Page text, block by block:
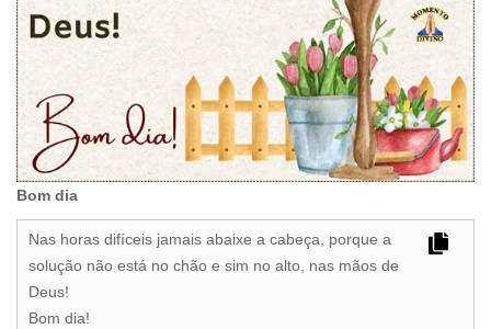
Bom dia
Nas horas difíceis jamais abaixe a cabeça, porque a
solução não está no chão e sim no alto, nas mãos de
Deus!
Bom dia!